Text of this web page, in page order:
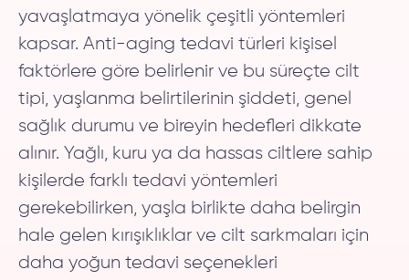
yavaşlatmaya yönelik çeşitli yöntemleri
kapsar. Anti-aging tedavi türleri kişisel
faktörlere göre belirlenir ve bu süreçte cilt
tipi, yaşlanma belirtilerinin şiddeti, genel
sağlık durumu ve bireyin hedefleri dikkate
alınır. Yağlı, kuru ya da hassas ciltlere sahip
kişilerde farklı tedavi yöntemleri
gerekebilirken, yaşla birlikte daha belirgin
hale gelen kırışıklıklar ve cilt sarkmaları için
daha yoğun tedavi seçenekleri